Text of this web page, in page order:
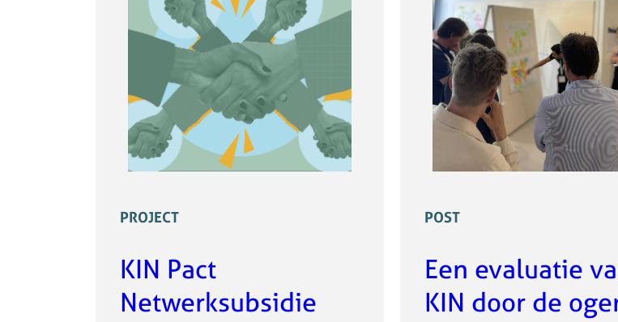
PROJECT
KIN Pact
Netwerksubsidie
POST
Een evaluatie
KIN door de